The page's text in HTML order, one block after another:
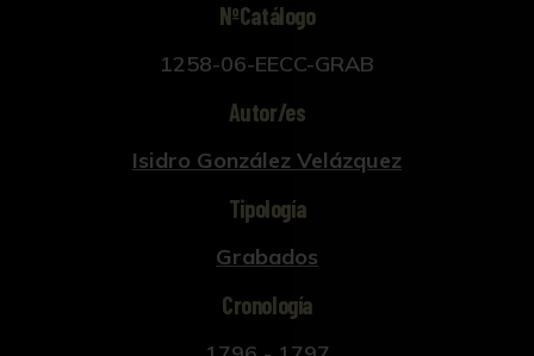
NºCatálogo
1258-06-EECC-GRAB
Autor/es
Isidro González Velázquez
Tipología
Grabados
Cronología